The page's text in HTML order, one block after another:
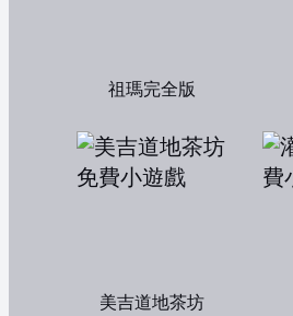
祖瑪完全版
美吉道地茶坊